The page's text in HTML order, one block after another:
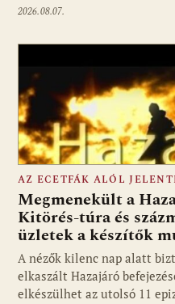
2026.08.07.
Fotó: media1.hu
AZ ECETFÁK ALÓL
Megmenekült a
Kitörés-túra és
üzletek a készítők
A nézők kilenc nap alatt
elkaszált Hazajáró
elkészülhet az utolsó 11